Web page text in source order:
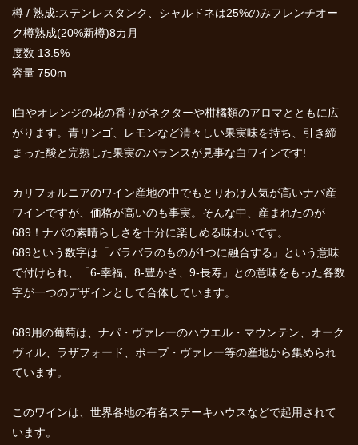
樽 / 熟成:ステンレスタンク、シャルドネは25%のみフレンチオー
ク樽熟成(20%新樽)8カ月
度数 13.5%
容量 750m
l白やオレンジの花の香りがネクターや柑橘類のアロマとともに広
がります。青リンゴ、レモンなど清々しい果実味を持ち、引き締
まった酸と完熟した果実のバランスが見事な白ワインです!
カリフォルニアのワイン産地の中でもとりわけ人気が高いナパ産
ワインですが、価格が高いのも事実。そんな中、産まれたのが
689！ナパの素晴らしさを十分に楽しめる味わいです。
689という数字は「バラバラのものが1つに融合する」という意味
で付けられ、「6-幸福、8-豊かさ、9-長寿」との意味をもった各数
字が一つのデザインとして合体しています。
689用の葡萄は、ナパ・ヴァレーのハウエル・マウンテン、オーク
ヴィル、ラザフォード、ポープ・ヴァレー等の産地から集められ
ています。
このワインは、世界各地の有名ステーキハウスなどで起用されて
います。